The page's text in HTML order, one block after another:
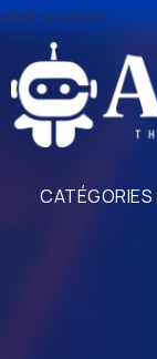
stat counter
CATÉGORIES